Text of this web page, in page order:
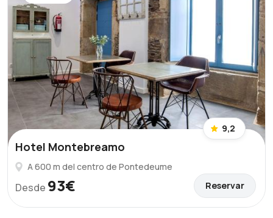
9,2
Hotel Montebreamo
A 600 m del centro de Pontedeume
Desde 93€ Reservar